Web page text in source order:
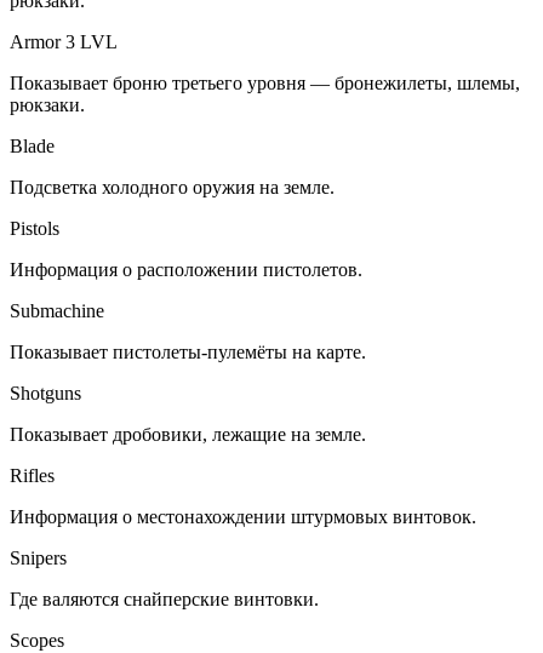
Armor 3 LVL
Показывает броню третьего уровня — бронежилеты, шлемы,
рюкзаки.
Blade
Подсветка холодного оружия на земле.
Pistols
Информация о расположении пистолетов.
Submachine
Показывает пистолеты-пулемёты на карте.
Shotguns
Показывает дробовики, лежащие на земле.
Rifles
Информация о местонахождении штурмовых винтовок.
Snipers
Где валяются снайперские винтовки.
Scopes